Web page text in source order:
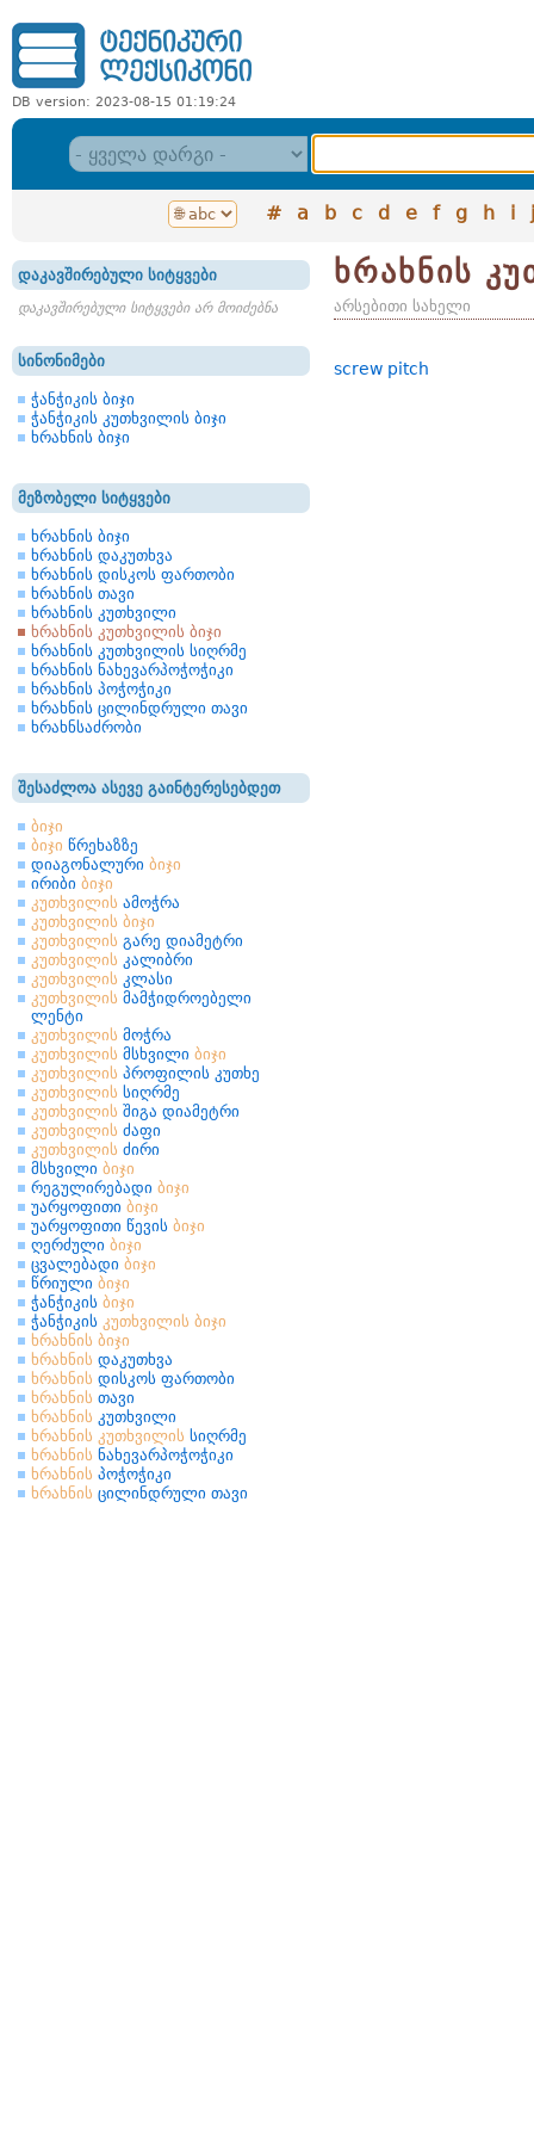
DB version: 2023-08-15 01:19:24
# a b c d e f g h i j
დაკავშირებული სიტყვები
დაკავშირებული სიტყვები არ მოიძებნა
სინონიმები
ჭანჭიკის ბიჯი
ჭანჭიკის კუთხვილის ბიჯი
ხრახნის ბიჯი
მეზობელი სიტყვები
ხრახნის ბიჯი
ხრახნის დაკუთხვა
ხრახნის დისკოს ფართობი
ხრახნის თავი
ხრახნის კუთხვილი
ხრახნის კუთხვილის ბიჯი
ხრახნის კუთხვილის სიღრმე
ხრახნის ნახევარპოჭოჭიკი
ხრახნის პოჭოჭიკი
ხრახნის ცილინდრული თავი
ხრახნსაძრობი
შესაძლოა ასევე გაინტერესებდეთ
ბიჯი
ბიჯი წრეხაზზე
დიაგონალური ბიჯი
ირიბი ბიჯი
კუთხვილის ამოჭრა
კუთხვილის ბიჯი
კუთხვილის გარე დიამეტრი
კუთხვილის კალიბრი
კუთხვილის კლასი
კუთხვილის მამჭიდროებელი
ლენტი
კუთხვილის მოჭრა
კუთხვილის მსხვილი ბიჯი
კუთხვილის პროფილის კუთხე
კუთხვილის სიღრმე
კუთხვილის შიგა დიამეტრი
კუთხვილის ძაფი
კუთხვილის ძირი
მსხვილი ბიჯი
რეგულირებადი ბიჯი
უარყოფითი ბიჯი
უარყოფითი წევის ბიჯი
ღერძული ბიჯი
ცვალებადი ბიჯი
წრიული ბიჯი
ჭანჭიკის ბიჯი
ჭანჭიკის კუთხვილის ბიჯი
ხრახნის ბიჯი
ხრახნის დაკუთხვა
ხრახნის დისკოს ფართობი
ხრახნის თავი
ხრახნის კუთხვილი
ხრახნის კუთხვილის სიღრმე
ხრახნის ნახევარპოჭოჭიკი
ხრახნის პოჭოჭიკი
ხრახნის ცილინდრული თავი
ხრახნის
არსებითი სახელი
screw pitch